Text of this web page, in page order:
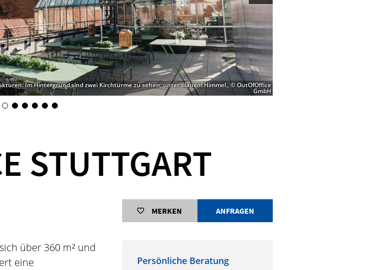
Im Hintergrund sind zwei Kirchtürme zu sehen, unter blauem Himmel., © OutOfOffice
GmbH
STUTTGART
MERKEN ANFRAGEN
über 360 m² und
eine
Persönliche Beratung